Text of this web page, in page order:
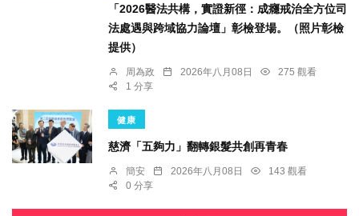
「2026醫法共構，實證新徑：成癮戒治全方位司
法處遇與跨域協力論壇」彰檢登場。（照片彰檢
提供）
周為政 2026年八月08日
275 觀看
1 分享
健康
慈濟「五夠力」翻轉銀髮共創再青春
簡安 2026年八月08日
143 觀看
0 分享